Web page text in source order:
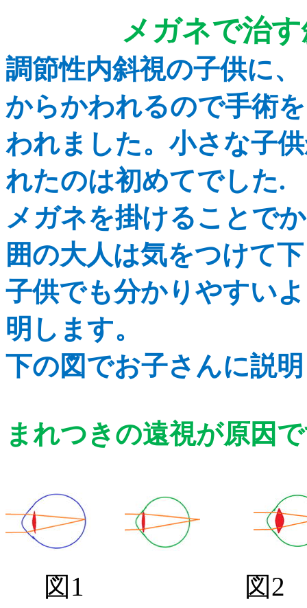
メガネ
調節性内斜視の子供に
からかわれるので手術
われま した。小さな子
れたのは初めてでした.
メガネを掛けることで
囲の大人は気をつけて
子供でも分かりやすい
明します。
下の図でお子さんに説
まれつきの遠視が原因
図 1 図2